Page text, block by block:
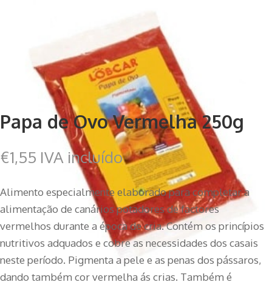
Papa de Ovo Vermelha 250g
€1,55 IVA incluído
Alimento especialmente elaborado para completar a
alimentação de canários potadores de factores
vermelhos durante a época de cria. Contém os princípios
nutritivos adquados e cobre as necessidades dos casais
neste período. Pigmenta a pele e as penas dos pássaros,
dando também cor vermelha ás crias. Também é